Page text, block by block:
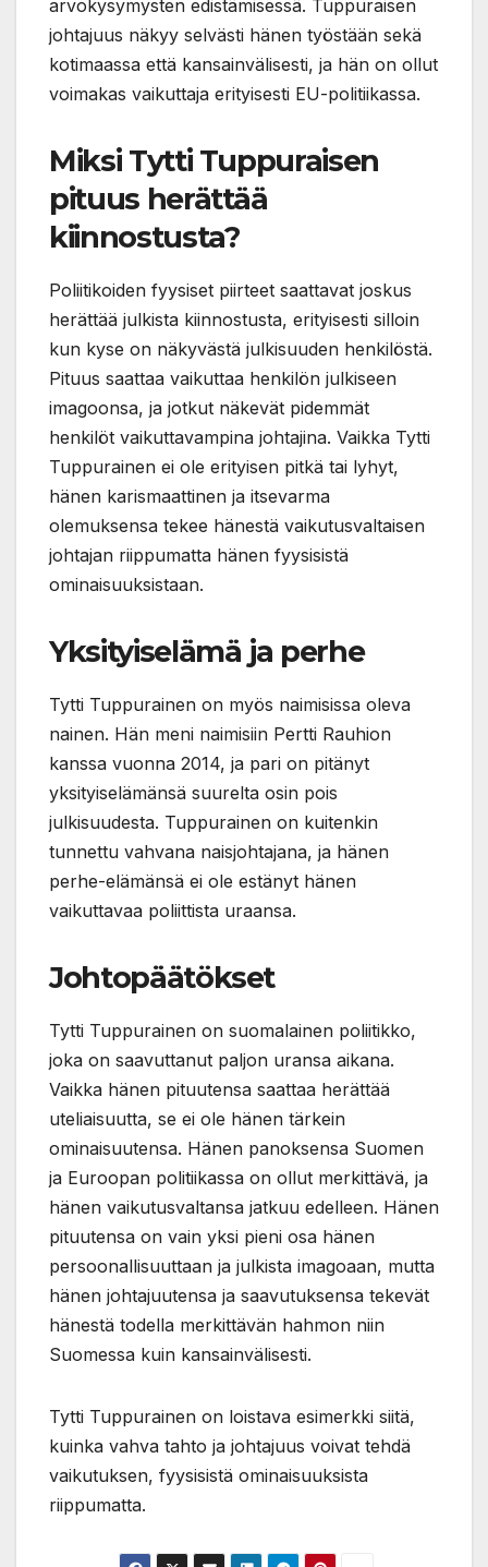
arvokysymysten edistämisessä. Tuppuraisen
johtajuus näkyy selvästi hänen työstään sekä
kotimaassa että kansainvälisesti, ja hän on ollut
voimakas vaikuttaja erityisesti EU-politiikassa.
Miksi Tytti Tuppuraisen
pituus herättää
kiinnostusta?
Poliitikoiden fyysiset piirteet saattavat joskus
herättää julkista kiinnostusta, erityisesti silloin
kun kyse on näkyvästä julkisuuden henkilöstä.
Pituus saattaa vaikuttaa henkilön julkiseen
imagoonsa, ja jotkut näkevät pidemmät
henkilöt vaikuttavampina johtajina. Vaikka Tytti
Tuppurainen ei ole erityisen pitkä tai lyhyt,
hänen karismaattinen ja itsevarma
olemuksensa tekee hänestä vaikutusvaltaisen
johtajan riippumatta hänen fyysisistä
ominaisuuksistaan.
Yksityiselämä ja perhe
Tytti Tuppurainen on myös naimisissa oleva
nainen. Hän meni naimisiin Pertti Rauhion
kanssa vuonna 2014, ja pari on pitänyt
yksityiselämänsä suurelta osin pois
julkisuudesta. Tuppurainen on kuitenkin
tunnettu vahvana naisjohtajana, ja hänen
perhe-elämänsä ei ole estänyt hänen
vaikuttavaa poliittista uraansa.
Johtopäätökset
Tytti Tuppurainen on suomalainen poliitikko,
joka on saavuttanut paljon uransa aikana.
Vaikka hänen pituutensa saattaa herättää
uteliaisuutta, se ei ole hänen tärkein
ominaisuutensa. Hänen panoksensa Suomen
ja Euroopan politiikassa on ollut merkittävä, ja
hänen vaikutusvaltansa jatkuu edelleen. Hänen
pituutensa on vain yksi pieni osa hänen
persoonallisuuttaan ja julkista imagoaan, mutta
hänen johtajuutensa ja saavutuksensa tekevät
hänestä todella merkittävän hahmon niin
Suomessa kuin kansainvälisesti.
Tytti Tuppurainen on loistava esimerkki siitä,
kuinka vahva tahto ja johtajuus voivat tehdä
vaikutuksen, fyysisistä ominaisuuksista
riippumatta.